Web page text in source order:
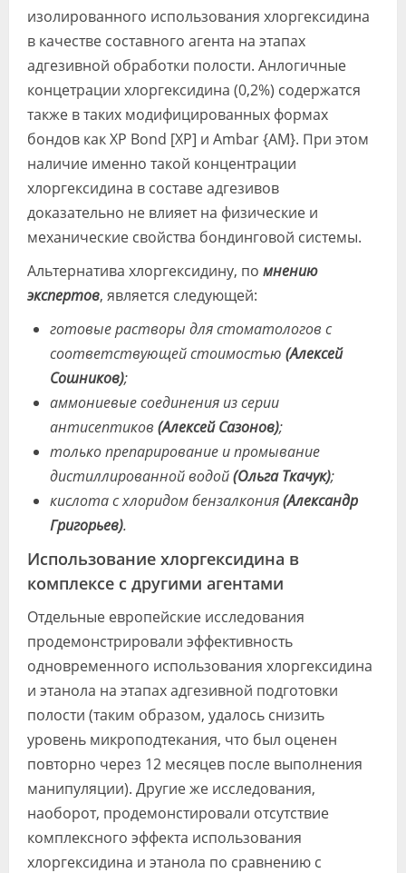
изолированного использования хлоргексидина
в качестве составного агента на этапах
адгезивной обработки полости. Анлогичные
концетрации хлоргексидина (0,2%) содержатся
также в таких модифицированных формах
бондов как XP Bond [XP] и Ambar {AM}. При этом
наличие именно такой концентрации
хлоргексидина в составе адгезивов
доказательно не влияет на физические и
механические свойства бондинговой системы.
Альтернатива хлоргексидину, по мнению
экспертов, является следующей:
готовые растворы для стоматологов с
соответствующей стоимостью (Алексей
Сошников);
аммониевые соединения из серии
антисептиков (Алексей Сазонов);
только препарирование и промывание
дистиллированной водой(Ольга Ткачук);
кислота с хлоридом бензалкония(Александр
Григорьев).
Использование хлоргексидина в
комплексе с другими агентами
Отдельные европейские исследования
продемонстрировали эффективность
одновременного использования хлоргексидина
и этанола на этапах адгезивной подготовки
полости (таким образом, удалось снизить
уровень микроподтекания, что был оценен
повторно через 12 месяцев после выполнения
манипуляции). Другие же исследования,
наоборот, продемонстировали отсутствие
комплексного эффекта использования
хлоргексидина и этанола по сравнению с